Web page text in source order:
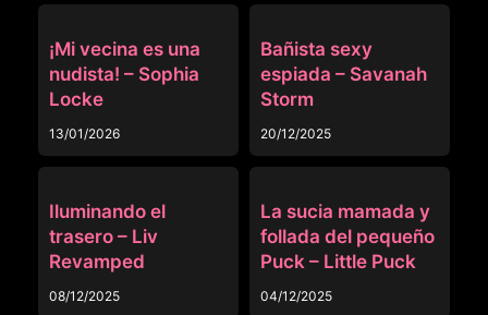
¡Mi vecina es una
nudista! – Sophia
Locke
13/01/2026
Bañista sexy
espiada – Savanah
Storm
20/12/2025
Iluminando el
trasero – Liv
Revamped
08/12/2025
La sucia mamada y
follada del pequeño
Puck – Little Puck
04/12/2025